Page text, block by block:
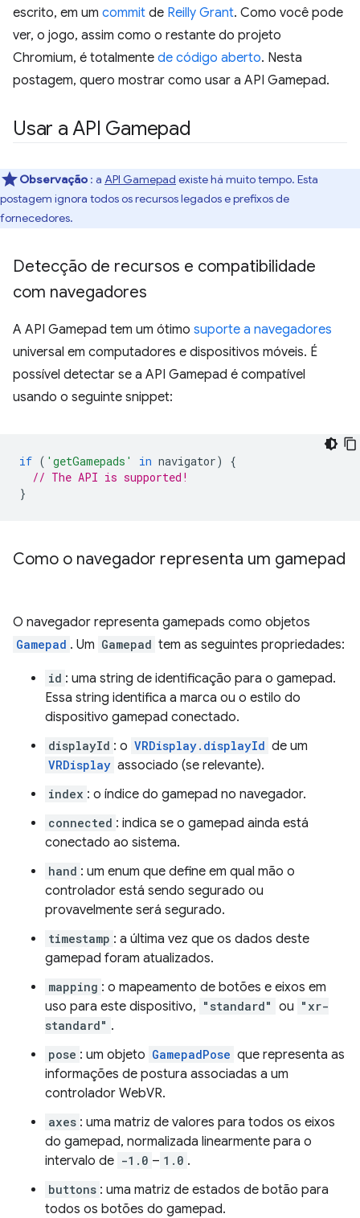
escrito, em um commit de Reilly Grant. Como você pode
ver, o jogo, assim como o restante do projeto
Chromium, é totalmente de código aberto. Nesta
postagem, quero mostrar como usar a API Gamepad.
Usar a API Gamepad
Observação : a API Gamepad existe há muito tempo. Esta
postagem ignora todos os recursos legados e prefixos de
fornecedores.
Detecção de recursos e compatibilidade
com navegadores
A API Gamepad tem um ótimo suporte a navegadores
universal em computadores e dispositivos móveis. É
possível detectar se a API Gamepad é compatível
usando o seguinte snippet:
if ( 'getGamepads' in navigator)
{
// The API is supported!
}
Como o navegador representa um gamepad
O navegador representa gamepads como objetos
Gamepad . Um Gamepad tem as seguintes propriedades:
id : uma string de identificação para o gamepad.
Essa string identifica a marca ou o estilo do
dispositivo gamepad conectado.
displayId : o VRDisplay.displayId de um
VRDisplay associado (se relevante).
index : o índice do gamepad no navegador.
connected : indica se o gamepad ainda está
conectado ao sistema.
hand : um enum que define em qual mão o
controlador está sendo segurado ou
provavelmente será segurado.
timestamp : a última vez que os dados deste
gamepad foram atualizados.
mapping : o mapeamento de botões e eixos em
uso para este dispositivo, "standard" ou "xr-
standard" .
pose : um objeto GamepadPose que representa as
informações de postura associadas a um
controlador WebVR.
axes : uma matriz de valores para todos os eixos
do gamepad, normalizada linearmente para o
intervalo de -1.0 – 1.0 .
buttons : uma matriz de estados de botão para
todos os botões do gamepad.